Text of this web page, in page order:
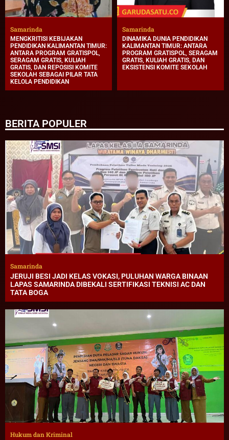
Samarinda
MENGKRITISI KEBIJAKAN
PENDIDIKAN KALIMANTAN TIMUR:
ANTARA PROGRAM GRATISPOL,
SERAGAM GRATIS, KULIAH
GRATIS, DAN REPOSISI KOMITE
SEKOLAH SEBAGAI PILAR TATA
KELOLA PENDIDIKAN
Samarinda
DINAMIKA DUNIA PENDIDIKAN
KALIMANTAN TIMUR: ANTARA
PROGRAM GRATISPOL, SERAGAM
GRATIS, KULIAH GRATIS, DAN
EKSISTENSI KOMITE SEKOLAH
BERITA POPULER
Samarinda
JERUJI BESI JADI KELAS VOKASI, PULUHAN WARGA BINAAN
LAPAS SAMARINDA DIBEKALI SERTIFIKASI TEKNISI AC DAN
TATA BOGA
Hukum dan Kriminal